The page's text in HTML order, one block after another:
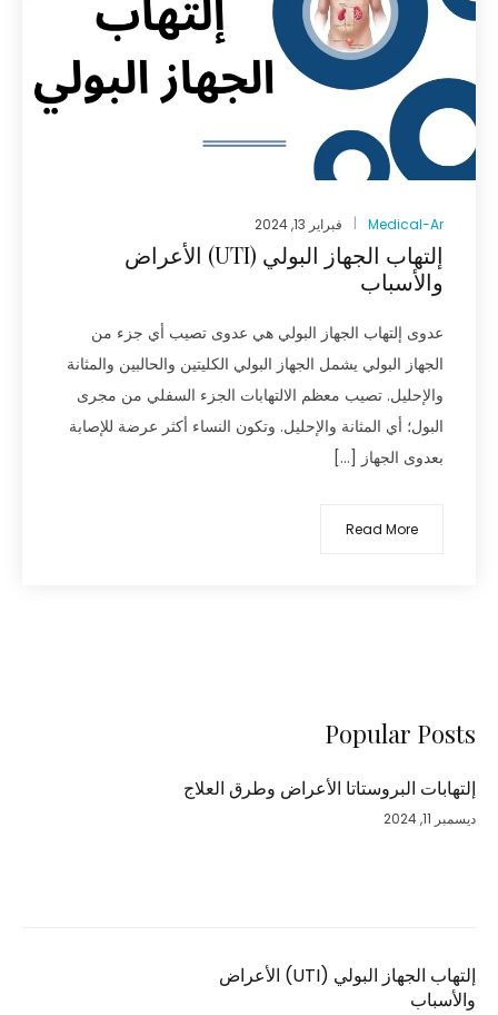
Popular Posts
إلتهابات البروستاتا الأعراض وطرق العلاج
ديسمبر 11, 2024
إلتهاب الجهاز البولي (UTI‏) الأعراض
والأسباب
Medical-Ar فبراير 13, 2024
إلتهاب الجهاز البولي (UTI‏) الأعراض
والأسباب
عدوى إلتهاب الجهاز البولي هي عدوى تصيب أي جزء من
الجهاز البولي يشمل الجهاز البولي الكليتين والحالبين والمثانة
والإحليل. تصيب معظم الالتهابات الجزء السفلي من مجرى
البول؛ أي المثانة والإحليل. وتكون النساء أكثر عرضة للإصابة
بعدوى الجهاز […]
Read More